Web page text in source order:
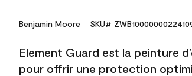
Benjamin Moore SKU#
Element Guard est la peinture
pour offrir une protection